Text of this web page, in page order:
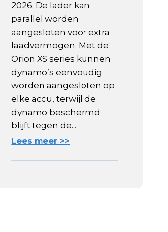
2026. De lader kan
parallel worden
aangesloten voor extra
laadvermogen. Met de
Orion XS series kunnen
dynamo’s eenvoudig
worden aangesloten op
elke accu, terwijl de
dynamo beschermd
blijft tegen de...
Lees meer >>